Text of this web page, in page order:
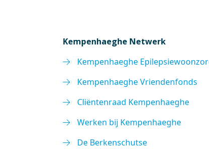
Kempenhaeghe Netwerk
Kempenhaeghe
Kempenhaeghe Vriendenfonds
Cliëntenraad Kempenhaeghe
Werken bij Kempenhaeghe
De Berkenschutse